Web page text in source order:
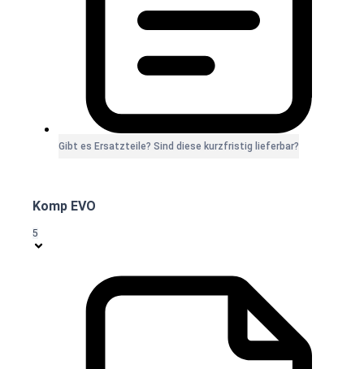
Gibt es Ersatzteile? Sind diese kurzfristig lieferbar?
Komp EVO
5